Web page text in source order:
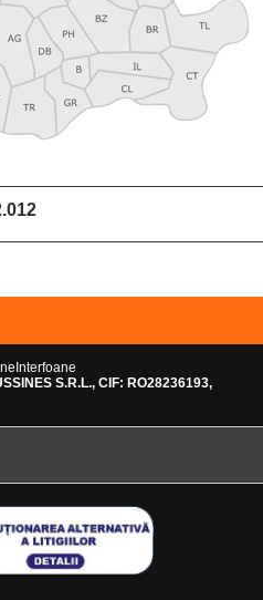
S.R.L., CIF: RO28236193,